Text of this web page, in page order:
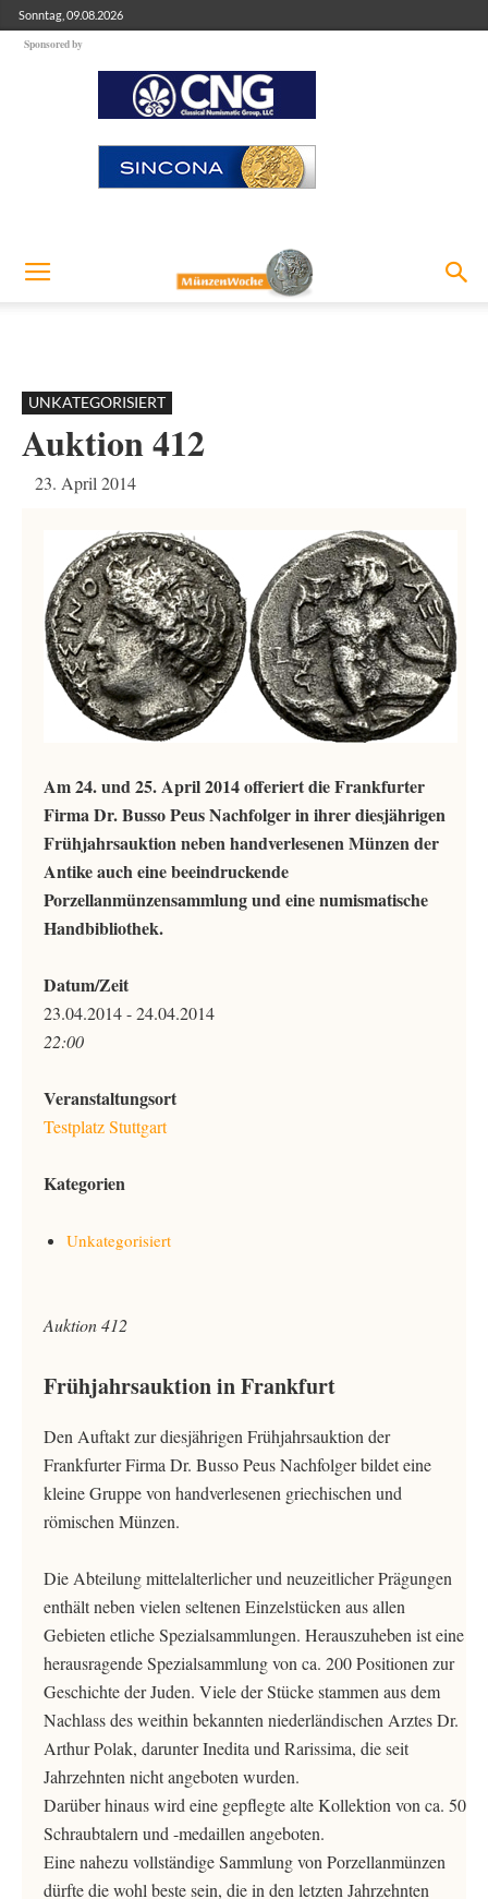
Sonntag, 09.08.2026
Sponsored by
UNKATEGORISIERT
Auktion 412
23. April 2014
Am 24. und 25. April 2014 offeriert die Frankfurter
Firma Dr. Busso Peus Nachfolger in ihrer diesjährigen
Frühjahrsauktion neben handverlesenen Münzen der
Antike auch eine beeindruckende
Porzellanmünzensammlung und eine numismatische
Handbibliothek.
Datum/Zeit
23.04.2014 - 24.04.2014
22:00
Veranstaltungsort
Testplatz Stuttgart
Kategorien
Unkategorisiert
Auktion 412
Frühjahrsauktion in Frankfurt
Den Auftakt zur diesjährigen Frühjahrsauktion der
Frankfurter Firma Dr. Busso Peus Nachfolger bildet eine
kleine Gruppe von handverlesenen griechischen und
römischen Münzen.
Die Abteilung mittelalterlicher und neuzeitlicher Prägungen
enthält neben vielen seltenen Einzelstücken aus allen
Gebieten etliche Spezialsammlungen. Herauszuheben ist eine
herausragende Spezialsammlung von ca. 200 Positionen zur
Geschichte der Juden. Viele der Stücke stammen aus dem
Nachlass des weithin bekannten niederländischen Arztes Dr.
Arthur Polak, darunter Inedita und Rarissima, die seit
Jahrzehnten nicht angeboten wurden.
Darüber hinaus wird eine gepflegte alte Kollektion von ca. 50
Schraubtalern und -medaillen angeboten.
Eine nahezu vollständige Sammlung von Porzellanmünzen
dürfte die wohl beste sein, die in den letzten Jahrzehnten